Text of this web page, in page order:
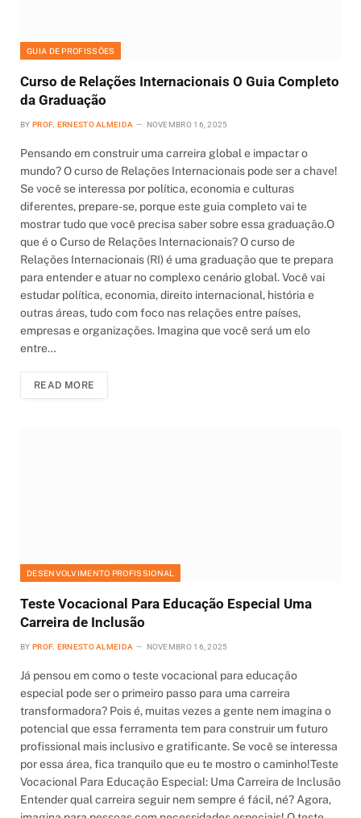
GUIA DE PROFISSÕES
Curso de Relações Internacionais O Guia Completo
da Graduação
BY PROF. ERNESTO ALMEIDA NOVEMBRO 16, 2025
Pensando em construir uma carreira global e impactar o
mundo? O curso de Relações Internacionais pode ser a chave!
Se você se interessa por política, economia e culturas
diferentes, prepare-se, porque este guia completo vai te
mostrar tudo que você precisa saber sobre essa graduação.O
que é o Curso de Relações Internacionais? O curso de
Relações Internacionais (RI) é uma graduação que te prepara
para entender e atuar no complexo cenário global. Você vai
estudar política, economia, direito internacional, história e
outras áreas, tudo com foco nas relações entre países,
empresas e organizações. Imagina que você será um elo
entre…
READ MORE
DESENVOLVIMENTO PROFISSIONAL
Teste Vocacional Para Educação Especial Uma
Carreira de Inclusão
BY PROF. ERNESTO ALMEIDA NOVEMBRO 16, 2025
Já pensou em como o teste vocacional para educação
especial pode ser o primeiro passo para uma carreira
transformadora? Pois é, muitas vezes a gente nem imagina o
potencial que essa ferramenta tem para construir um futuro
profissional mais inclusivo e gratificante. Se você se interessa
por essa área, fica tranquilo que eu te mostro o caminho!Teste
Vocacional Para Educação Especial: Uma Carreira de Inclusão
Entender qual carreira seguir nem sempre é fácil, né? Agora,